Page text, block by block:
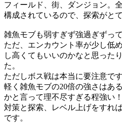
フィールド、街、ダンジョン。
構成されているので、探索がと
雑魚モブも弱すぎず強過ぎずっ
ただ、エンカウント率が少し低
し高くてもいいのかなと思った
た。
ただしボス戦は本当に要注意で
軽く雑魚モブの20倍の強さはあ
かと言って理不尽すぎる程強い
対策と探索、レベル上げをすれ
です。